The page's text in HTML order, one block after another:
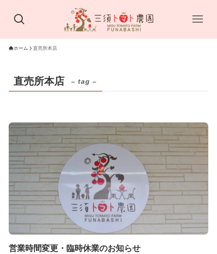
ホーム 直売所本店
直売所本店 – tag –
営業時間変更・臨時休業のお知らせ